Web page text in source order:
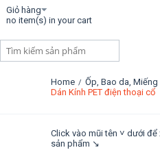
Giỏ hàng
no item(s) in your cart
Home / Ốp, Bao da, Miếng
Dán Kính PET điện thoại cổ
Click vào mũi tên ˅ dưới
sản phẩm ↘